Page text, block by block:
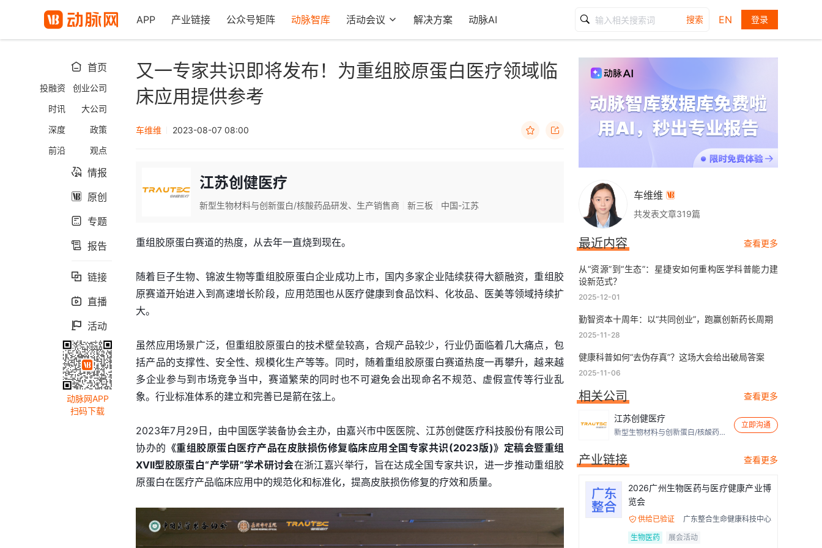
APP 产业链接 公众号矩阵 动脉智库 活动会议 解决方案 动脉AI 搜索 EN 登录
 首页
投融资
创业公司
时讯
大公司
深度
政策
前沿
观点
 情报
 原创
 专题
 报告
 链接
 直播
 活动
动脉网APP
扫码下载
又一专家共识即将发布！为重组胶原蛋白医疗领域临
床应用提供参考
车维维 2023-08-07 08:00  
江苏创健医疗
新型生物材料与创新蛋白/核酸药品研发、生产销售商 新三板 中国-江苏
重组胶原蛋白赛道的热度，从去年一直烧到现在。
随着巨子生物、锦波生物等重组胶原蛋白企业成功上市，国内多家企业陆续获得大额融资，重组胶
原赛道开始进入到高速增长阶段，应用范围也从医疗健康到食品饮料、化妆品、医美等领域持续扩
大。
虽然应用场景广泛，但重组胶原蛋白的技术壁垒较高，合规产品较少，行业仍面临着几大痛点，包
括产品的支撑性、安全性、规模化生产等等。同时，随着重组胶原蛋白赛道热度一再攀升，越来越
多企业参与到市场竞争当中，赛道繁荣的同时也不可避免会出现命名不规范、虚假宣传等行业乱
象。行业标准体系的建立和完善已是箭在弦上。
2023年7月29日，由中国医学装备协会主办，由嘉兴市中医医院、江苏创健医疗科技股份有限公司
协办的 《重组胶原蛋白医疗产品在皮肤损伤修复临床应用全国专家共识(2023版)》定稿会暨重组
XVII型胶原蛋白“产学研”学术研讨会在浙江嘉兴举行，旨在达成全国专家共识，进一步推动重组胶
原蛋白在医疗产品临床应用中的规范化和标准化，提高皮肤损伤修复的疗效和质量。
车维维 
共发表文章319篇
最近内容 查看更多
从“资源”到“生态”：星捷安如何重构医学科普能力建
设新范式？
2025-12-01
勤智资本十周年：以“共同创业”，跑赢创新药长周期
2025-11-28
健康科普如何“去伪存真”？这场大会给出破局答案
2025-11-06
相关公司 查看更多
江苏创健医疗
新型生物材料与创新蛋白/核酸药品
立即沟通
产业链接 查看更多
2026广州生物医药与医疗健康产业博
览会
 供给已验证
广东整合生命健康科技中心
生物医药
展会活动